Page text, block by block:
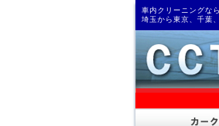
車内クリーニングな
埼玉から東京、千葉